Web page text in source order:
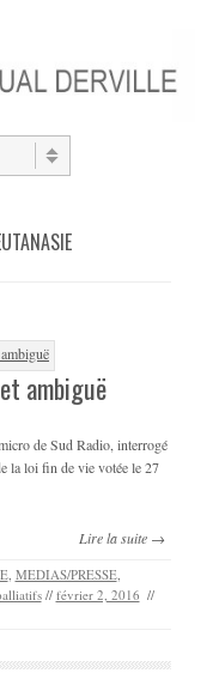
ambiguë
de Sud Radio, interrogé
la loi fin de vie votée le 27
Lire la suite →
, MEDIAS/PRESSE,
// février 2, 2016 //